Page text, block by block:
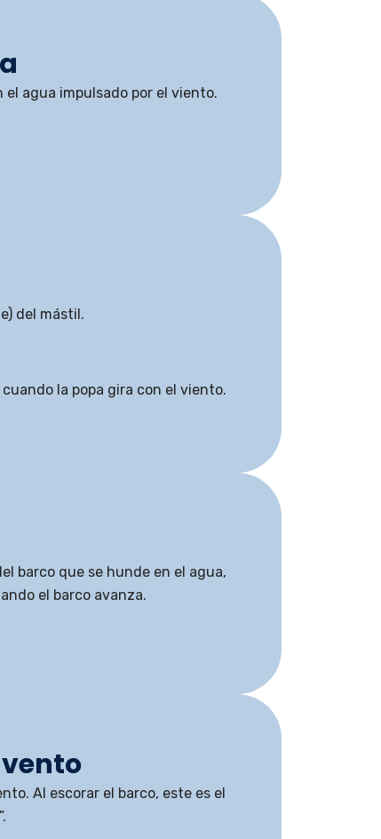
agua impulsado por el viento.
del mástil.
la popa gira con el viento.
barco que se hunde en el agua,
el barco avanza.
Al escorar el barco, este es el